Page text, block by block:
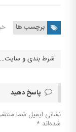
برچسب ها
شرط بندی و سایت های شرط بندی ورزشی در کشور ترکمنستان
پاسخ دهید
نشانی ایمیل شما
شده‌اند *